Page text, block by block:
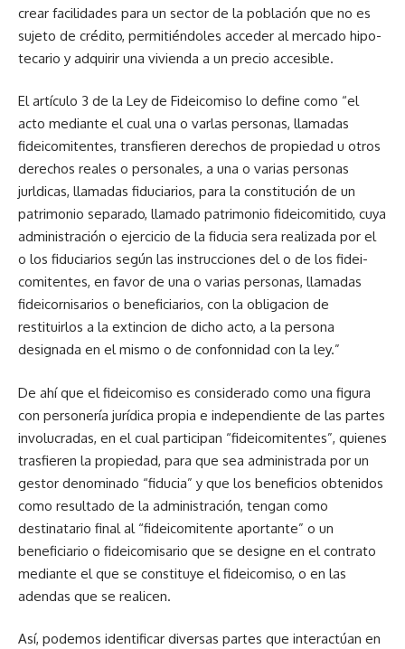
crear facilidades para un sector de la población que no es
sujeto de crédito, permitién­doles acceder al mercado hipo­
tecario y adquirir una vivienda a un precio accesible.
El artículo 3 de la Ley de Fi­deicomiso lo define como “el
acto mediante el cual una o var­las personas, llamadas
fideico­mitentes, transfieren derechos de propiedad u otros
derechos reales o personales, a una o va­rias personas
jurldicas, llamadas fiduciarios, para la constitución de un
patrimonio separado, lla­mado patrimonio fideicomiti­do, cuya
administración o ejer­cicio de la fiducia sera realizada por el
o los fiduciarios según las instrucciones del o de los fidei­
comitentes, en favor de una o varias personas, llamadas
fidei­cornisarios o beneficiarios, con la obligacion de
restituirlos a la extincion de dicho acto, a la per­sona
designada en el mismo o de confonnidad con la ley.”
De ahí que el fideicomiso es considerado como una figura
con personería jurídica propia e independiente de las partes
in­volucradas, en el cual participan “fideicomitentes”, quienes
tras­fieren la propiedad, para que sea administrada por un
gestor denominado “fiducia” y que los beneficios obtenidos
como re­sultado de la administración, tengan como
destinatario final al “fideicomitente aportante” o un
beneficiario o fideicomisa­rio que se designe en el contra­to
mediante el que se constituye el fideicomiso, o en las
adendas que se realicen.
Así, podemos identificar di­versas partes que interactúan en